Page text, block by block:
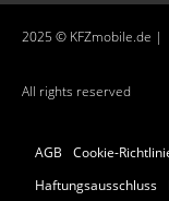
2025 © KFZmobile.de |
All rights reserved
AGB Cookie-
Haftungsausschluss